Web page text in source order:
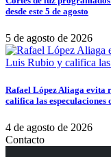
desde este 5 de agosto
5 de agosto de 2026
Rafael López Aliaga evita
califica las especulaciones
4 de agosto de 2026
Contacto